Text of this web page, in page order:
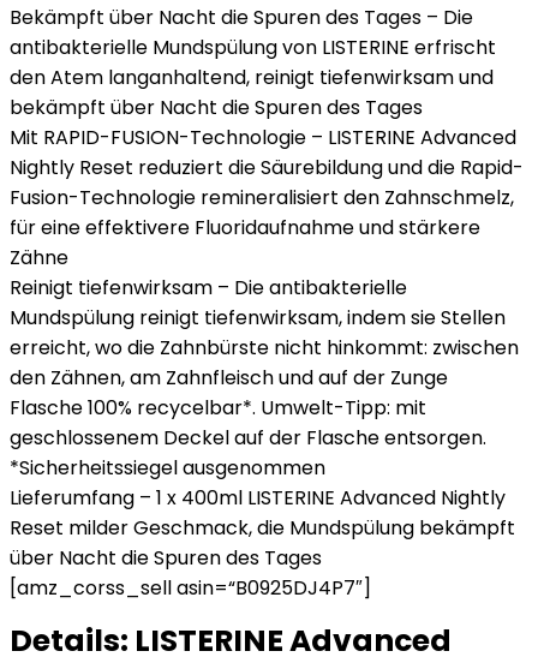
Bekämpft über Nacht die Spuren des Tages – Die
antibakterielle Mundspülung von LISTERINE erfrischt
den Atem langanhaltend, reinigt tiefenwirksam und
bekämpft über Nacht die Spuren des Tages
Mit RAPID-FUSION-Technologie – LISTERINE Advanced
Nightly Reset reduziert die Säurebildung und die Rapid-
Fusion-Technologie remineralisiert den Zahnschmelz,
für eine effektivere Fluoridaufnahme und stärkere
Zähne
Reinigt tiefenwirksam – Die antibakterielle
Mundspülung reinigt tiefenwirksam, indem sie Stellen
erreicht, wo die Zahnbürste nicht hinkommt: zwischen
den Zähnen, am Zahnfleisch und auf der Zunge
Flasche 100% recycelbar*. Umwelt-Tipp: mit
geschlossenem Deckel auf der Flasche entsorgen.
*Sicherheitssiegel ausgenommen
Lieferumfang – 1 x 400ml LISTERINE Advanced Nightly
Reset milder Geschmack, die Mundspülung bekämpft
über Nacht die Spuren des Tages
[amz_corss_sell asin=“B0925DJ4P7″]
Details: LISTERINE Advanced